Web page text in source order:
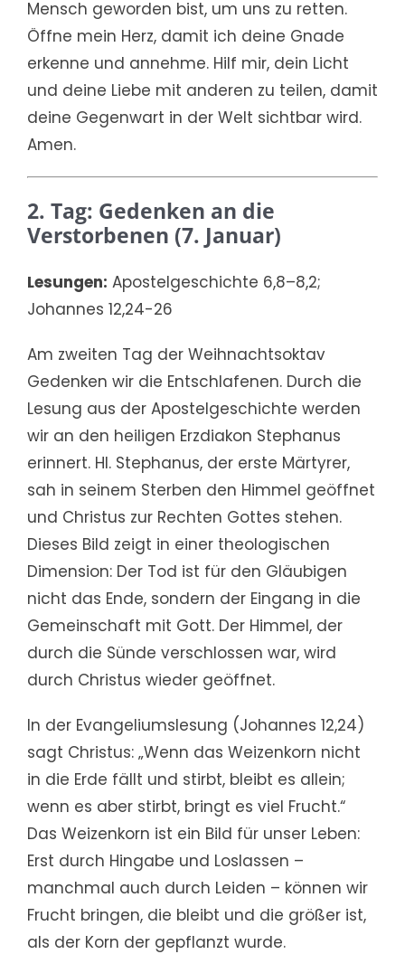
Mensch geworden bist, um uns zu retten.
Öffne mein Herz, damit ich deine Gnade
erkenne und annehme. Hilf mir, dein Licht
und deine Liebe mit anderen zu teilen, damit
deine Gegenwart in der Welt sichtbar wird.
Amen.
2. Tag: Gedenken an die
Verstorbenen (7. Januar)
Lesungen: Apostelgeschichte 6,8–8,2;
Johannes 12,24-26
Am zweiten Tag der Weihnachtsoktav
Gedenken wir die Entschlafenen. Durch die
Lesung aus der Apostelgeschichte werden
wir an den heiligen Erzdiakon Stephanus
erinnert. Hl. Stephanus, der erste Märtyrer,
sah in seinem Sterben den Himmel geöffnet
und Christus zur Rechten Gottes stehen.
Dieses Bild zeigt in einer theologischen
Dimension: Der Tod ist für den Gläubigen
nicht das Ende, sondern der Eingang in die
Gemeinschaft mit Gott. Der Himmel, der
durch die Sünde verschlossen war, wird
durch Christus wieder geöffnet.
In der Evangeliumslesung (Johannes 12,24)
sagt Christus: „Wenn das Weizenkorn nicht
in die Erde fällt und stirbt, bleibt es allein;
wenn es aber stirbt, bringt es viel Frucht.“
Das Weizenkorn ist ein Bild für unser Leben:
Erst durch Hingabe und Loslassen –
manchmal auch durch Leiden – können wir
Frucht bringen, die bleibt und die größer ist,
als der Korn der gepflanzt wurde.